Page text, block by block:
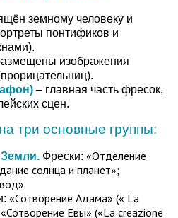
земному человеку и
понтификов и
изображения
– главная часть фресок,
сцен.
три основные группы:
Фрески: «Отделение
солнца и планет»;
«Сотворение Адама» (« La
Евы» («La creazione